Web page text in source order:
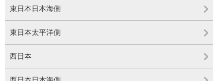
東日本日本海側
東日本太平洋側
西日本